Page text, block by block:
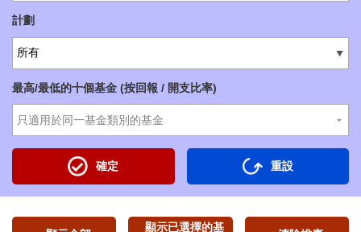
計劃
所有
最高/最低的十個基金 (按回報 / 開支比率)
確定 重設
顯示已選擇的基